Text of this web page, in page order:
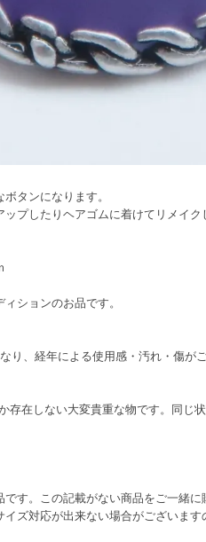
タンになります。
プしたりヘアゴムに着けてリメイ
ションのお品です。
り、経年による使用感・汚れ・傷
存在しない大変貴重な物です。同じ
す。この記載がない商品をご一緒
ズ対応が出来ない場合がございま